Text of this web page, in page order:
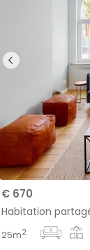
€ 670
Habitation
25m2